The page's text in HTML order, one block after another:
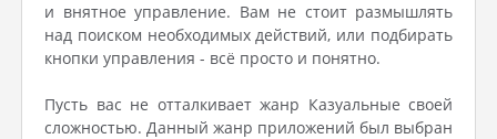
и внятное управление. Вам не стоит размышлять
над поиском необходимых действий, или подбирать
кнопки управления - всё просто и понятно.
Пусть вас не отталкивает жанр Казуальные своей
сложностью. Данный жанр приложений был выбран